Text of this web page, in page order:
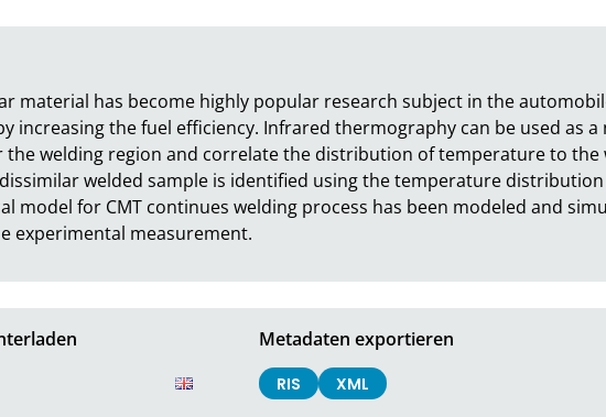
material has become highly popular research subject in the
increasing the fuel efficiency. Infrared thermography can be used as
welding region and correlate the distribution of temperature to the
welded sample is identified using the temperature
model for CMT continues welding process has been modeled and
experimental measurement.
Metadaten exportieren
RIS XML